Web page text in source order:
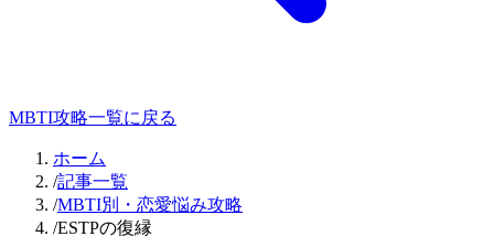
MBTI攻略一覧に戻る
ホーム
/記事一覧
/MBTI別・恋愛悩み攻略
/ESTPの復縁